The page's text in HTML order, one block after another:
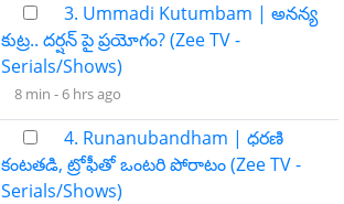
3. Ummadi Kutumbam | అనన్య
కుట్ర.. దర్షన్ పై ప్రయోగం? (Zee TV -
Serials/Shows)
8 min -6 hrs ago
4. Runanubandham | ధరణి
కంటతడి, ట్రోఫీతో ఒంటరి పోరాటం (Zee TV -
Serials/Shows)